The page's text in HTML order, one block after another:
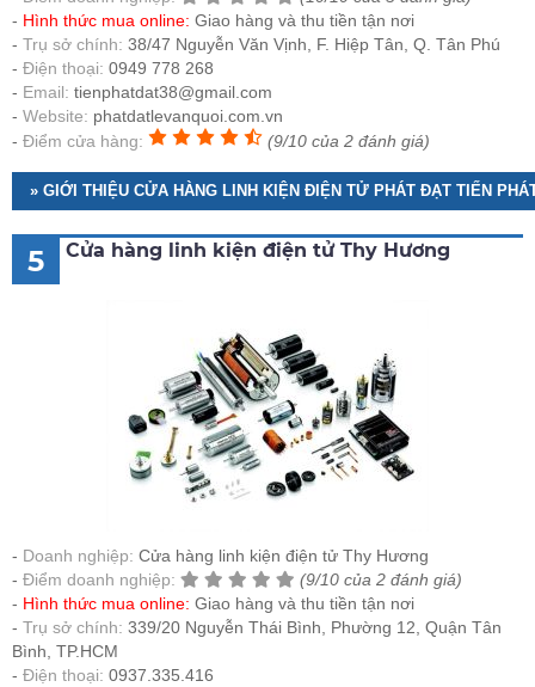
Hình thức mua online: Giao hàng và thu tiền tận nơi
Trụ sở chính: 38/47 Nguyễn Văn Vịnh, F. Hiệp Tân, Q. Tân Phú
Điện thoại: 0949 778 268
Email: tienphatdat38@gmail.com
Website: phatdatlevanquoi.com.vn
Điểm cửa hàng:
(9/10 của 2 đánh giá)
» GIỚI THIỆU CỬA HÀNG LINH KIỆN ĐIỆN TỬ PHÁT ĐẠT TIẾN
5 Cửa hàng linh kiện điện tử Thy Hương
Doanh nghiệp: Cửa hàng linh kiện điện tử Thy Hương
Điểm doanh nghiệp:
(9/10 của 2 đánh giá)
Hình thức mua online: Giao hàng và thu tiền tận nơi
Trụ sở chính: 339/20 Nguyễn Thái Bình, Phường 12, Quận Tân
Bình, TP.HCM
Điện thoại: 0937.335.416